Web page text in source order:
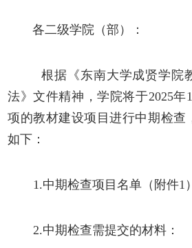
各二级学院（部）：
根据《东南大学成贤学院
法》文件精神，学院将于2025年
项的教材建设项目进行中期检查
如下：
1.中期检查项目名单（附件1
2.中期检查需提交的材料：